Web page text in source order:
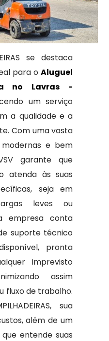
se destaca
para oAluguel
no Lavras -
um serviço
a qualidade e a
Com uma vasta
e bem
garante que
atenda às suas
seja em
leves ou
empresa conta
suporte técnico
pronta
imprevisto
assim
fluxo de trabalho.
sua
além de um
entende suas